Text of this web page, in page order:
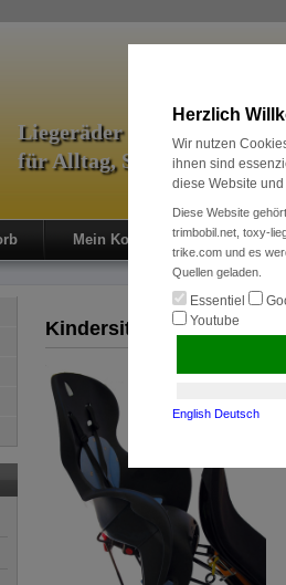
Liegeräder & Zubehör
für Alltag, Sport und
Mein Konto Neukunde?
Kindersitz
Herzlich
Wir nutzen
ihnen sind
diese Website
Diese Website
trimbobil.net, toxy-
trike.com und es
Quellen geladen.
Essentiel
Youtube
English Deutsch